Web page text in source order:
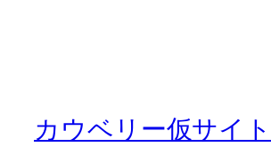
カウベリー仮サイト